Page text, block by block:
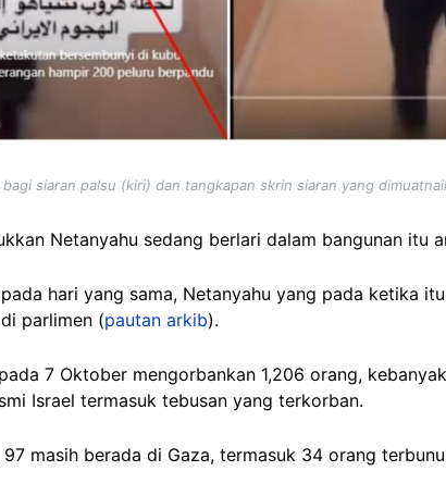
siaran palsu (kiri) dan tangkapan skrin siaran yang
Netanyahu sedang berlari dalam bangunan itu
hari yang sama, Netanyahu yang pada ketika
parlimen (pautan arkib).
7 Oktober mengorbankan 1,206 orang,
Israel termasuk tebusan yang terkorban.
masih berada di Gaza, termasuk 34 orang